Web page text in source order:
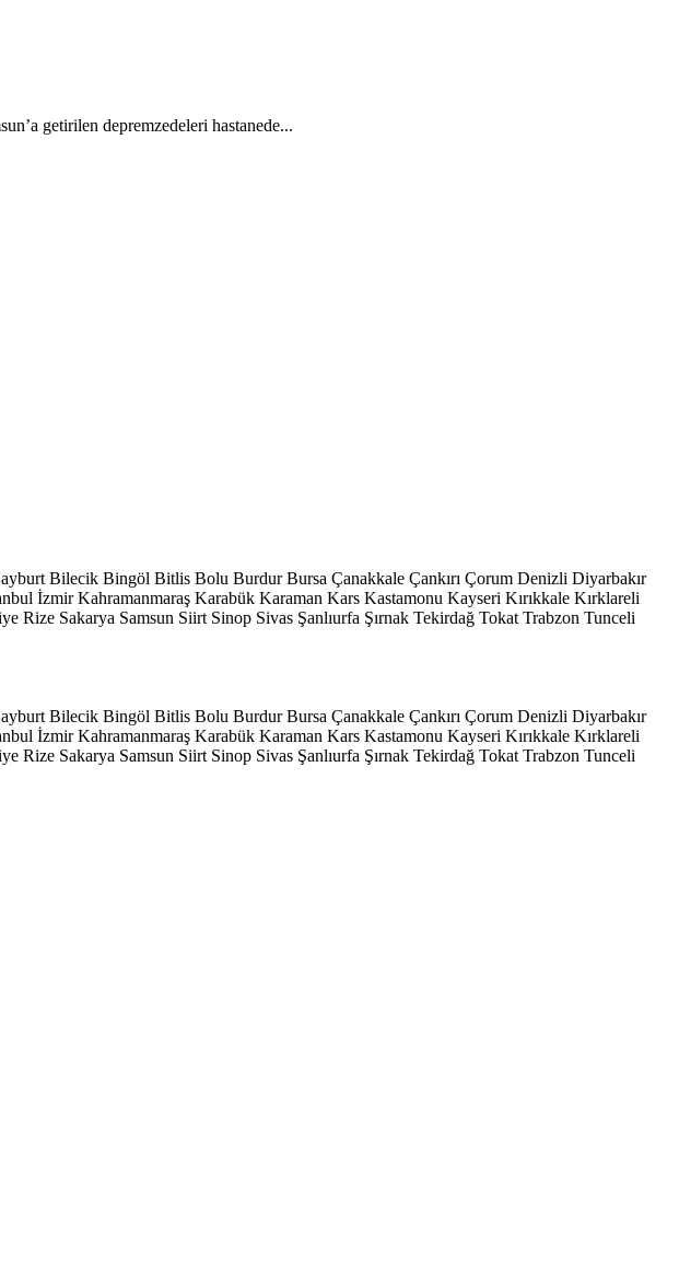
getirilen depremzedeleri hastanede...
Bilecik Bingöl Bitlis Bolu Burdur Bursa Çanakkale Çankırı Çorum Denizli Diyarbakır
İzmir Kahramanmaraş Karabük Karaman Kars Kastamonu Kayseri Kırıkkale Kırklareli
Rize Sakarya Samsun Siirt Sinop Sivas Şanlıurfa Şırnak Tekirdağ Tokat Trabzon Tunceli
Bilecik Bingöl Bitlis Bolu Burdur Bursa Çanakkale Çankırı Çorum Denizli Diyarbakır
İzmir Kahramanmaraş Karabük Karaman Kars Kastamonu Kayseri Kırıkkale Kırklareli
Rize Sakarya Samsun Siirt Sinop Sivas Şanlıurfa Şırnak Tekirdağ Tokat Trabzon Tunceli